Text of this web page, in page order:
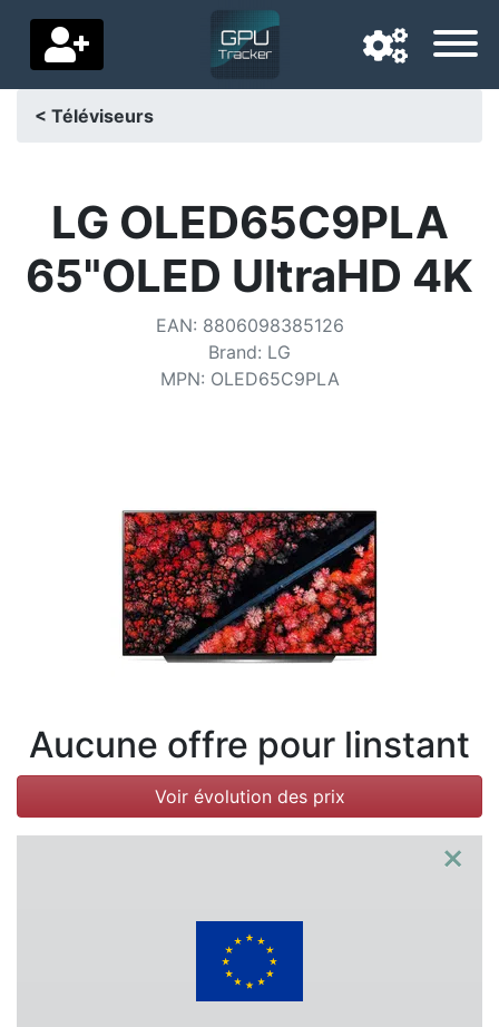
Pays de livraison
Accueil
Catégories
< Téléviseurs
LG OLED65C9PLA
65"OLED UltraHD 4K
EAN: 8806098385126
Brand: LG
MPN: OLED65C9PLA
Aucune offre pour linstant
Voir évolution des prix
×